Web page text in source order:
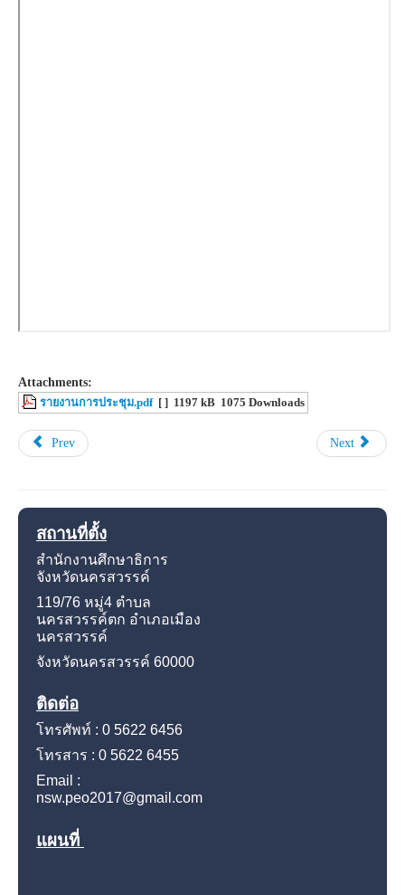
Attachments:
รายงานการประชุม.pdf [ ] 1197 kB 1075 Downloads
Prev Next
สถานที่ตั้ง
สำนักงานศึกษาธิการ
จังหวัดนครสวรรค์
119/76 หมู่4 ตำบล
นครสวรรค์ตก อำเภอเมือง
นครสวรรค์
จังหวัดนครสวรรค์ 60000
ติดต่อ
โทรศัพท์ : 0 5622 6456
โทรสาร : 0 5622 6455
Email :
nsw.peo2017@gmail.com
แผนที่